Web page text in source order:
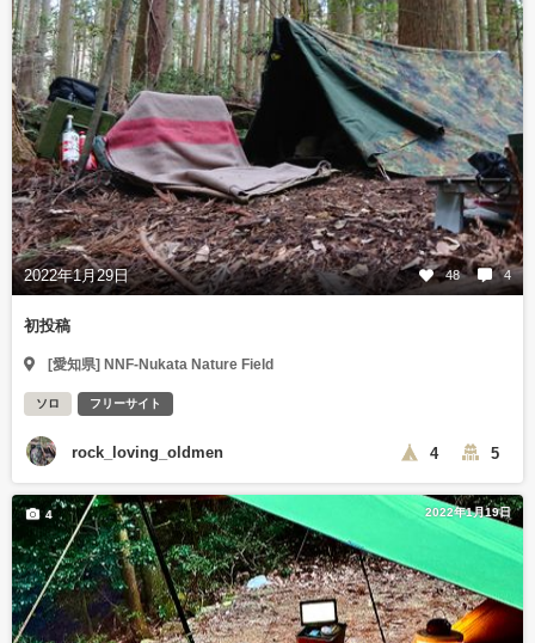
2022年1月29日 48 4
初投稿
[愛知県] NNF-Nukata Nature Field
ソロ フリーサイト
rock_loving_oldmen 4 5
2022年1月19日
4